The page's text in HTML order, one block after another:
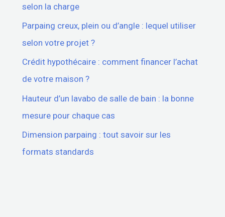
selon la charge
Parpaing creux, plein ou d’angle : lequel utiliser
selon votre projet ?
Crédit hypothécaire : comment financer l’achat
de votre maison ?
Hauteur d’un lavabo de salle de bain : la bonne
mesure pour chaque cas
Dimension parpaing : tout savoir sur les
formats standards